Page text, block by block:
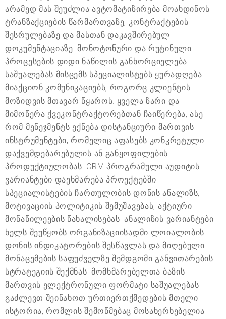
არამედ მას შეუძლია ავტომატიზირება მოახდინოს
ტრანზაქციების წარმართვაზე, კონტრაქტების
შესრულებაზე და მასთან დაკავშირებულ
დოკუმენტაციაზე. მონოტონური და რუტინული
პროცესების დიდი ნაწილის განხორციელება
საშუალებას მისცემს სპეციალისტებს ყურადღება
მიაქციონ კომუნიკაციებს, როგორც კლიენტის
მოზიდვის მთავარ წყაროს. ყველა ზარი და
მიმოწერა ქვეკონტრაქტორებთან ჩაიწერება, ასე
რომ მენეჯმენტს ექნება დისტანციური მართვის
ინსტრუმენტები, რომელიც აფასებს კონკრეტული
დაქვემდებარებულის ან განყოფილების
პროდუქტიულობას. CRM პროგრამული აუდიტის
ვარიანტები დაეხმარება პროექტებში
სპეციალისტების ჩართულობის დონის ანალიზს,
მოტივაციის პოლიტიკის შემუშავებას, აქტიური
მონაწილეების წახალისებას. ანალიზის ვარიანტები
ხელს შეუწყობს ორგანიზაციისადმი ლოიალობის
დონის ინდიკატორების შესწავლას და მიღებული
მონაცემების საფუძველზე შემდგომი განვითარების
სტრატეგიის შექმნას. მომხმარებელთა ბაზის
მართვის ელექტრონული ფორმატი საშუალებას
გაძლევთ შეინახოთ ურთიერთქმედების მთელი
ისტორია, რომლის შემოწმებაც მოსახერხებელია